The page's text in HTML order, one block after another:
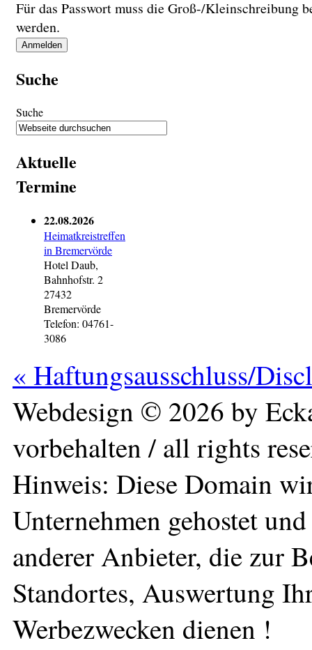
Für das Passwort muss die Groß-/Kleinschreibung
werden.
Suche
Suche
Aktuelle
Termine
22.08.2026
Heimatkreistreffen
in Bremervörde
Hotel Daub,
Bahnhofstr. 2
27432
Bremervörde
Telefon: 04761-
3086
« Haftungsausschluss/
Webdesign © 2026 by
vorbehalten / all rights
Hinweis: Diese Domain
Unternehmen gehostet
anderer Anbieter, die zur
Standortes, Auswertung
Werbezwecken dienen !